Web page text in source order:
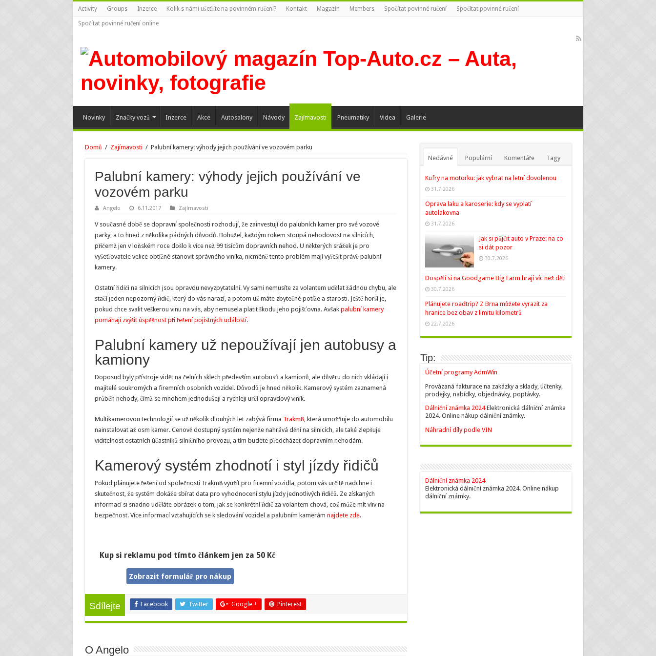
Activity Groups Inzerce Kolik s námi ušetříte na povinném ručení? Kontakt Magazín Members Spočítat povinné ručení Spočítat povinné ručení
Spočítat povinné ručení online
Novinky Značky vozů Inzerce Akce Autosalony Návody Zajímavosti Pneumatiky Videa Galerie
Domů / Zajímavosti / Palubní kamery: výhody jejich používání ve vozovém parku
Palubní kamery: výhody jejich používání ve
vozovém parku
Angelo 6.11.2017 Zajímavosti
V současné době se dopravní společnosti rozhodují, že zainvestují do palubních kamer pro své vozové
parky, a to hned z několika pádných důvodů. Bohužel, každým rokem stoupá nehodovost na silnicích,
přičemž jen v loňském roce došlo k více než 99 tisícům dopravních nehod. U některých srážek je pro
vyšetřovatele velice obtížné stanovit správného viníka, nicméně tento problém mají vyřešit právě palubní
kamery.
Ostatní řidiči na silnicích jsou opravdu nevyzpytatelní. Vy sami nemusíte za volantem udělat žádnou chybu, ale
stačí jeden nepozorný řidič, který do vás narazí, a potom už máte zbytečné potíže a starosti. Ještě horší je,
pokud chce svalit veškerou vinu na vás, aby nemusela platit škodu jeho pojišťovna. Avšak palubní kamery
pomáhají zvýšit úspěšnost při řešení pojistných událostí.
Palubní kamery už nepoužívají jen autobusy a
kamiony
Doposud byly přístroje vidět na čelních sklech především autobusů a kamionů, ale důvěru do nich vkládají i
majitelé soukromých a firemních osobních vozidel. Důvodů je hned několik. Kamerový systém zaznamená
průběh nehody, čímž se mnohem jednodušeji a rychleji určí opravdový viník.
Multikamerovou technologií se už několik dlouhých let zabývá firma Trakm8, která umožňuje do automobilu
nainstalovat až osm kamer. Cenově dostupný systém nejenže nahrává dění na silnicích, ale také zlepšuje
viditelnost ostatních účastníků silničního provozu, a tím budete předcházet dopravním nehodám.
Kamerový systém zhodnotí i styl jízdy řidičů
Pokud plánujete řešení od společnosti Trakm8 využít pro firemní vozidla, potom vás určitě nadchne i
skutečnost, že systém dokáže sbírat data pro vyhodnocení stylu jízdy jednotlivých řidičů. Ze získaných
informací si snadno uděláte obrázek o tom, jak se konkrétní řidič za volantem chová, což může mít vliv na
bezpečnost. Více informací vztahujících se k sledování vozidel a palubním kamerám najdete zde.
Kup si reklamu pod tímto článkem jen za 50 Kč
Zobrazit formulář pro nákup
Sdílejte Facebook Twitter Google + Pinterest
O Angelo
Nedávné Populární Komentáře Tagy
Kufry na motorku: jak vybrat na letní dovolenou
31.7.2026
Oprava laku a karoserie: kdy se vyplatí
autolakovna
31.7.2026
Jak si půjčit auto v Praze: na co
si dát pozor
30.7.2026
Dospělí si na Goodgame Big Farm hrají víc než děti
30.7.2026
Plánujete roadtrip? Z Brna můžete vyrazit za
hranice bez obav z limitu kilometrů
22.7.2026
Tip:
Účetní programy AdmWin
Provázaná fakturace na zakázky a sklady, účtenky,
prodejky, nabídky, objednávky, poptávky.
Dálniční známka 2024Elektronická dálniční známka
2024. Online nákup dálniční známky.
Náhradní díly podle VIN
Dálniční známka 2024
Elektronická dálniční známka 2024. Online nákup
dálniční známky.